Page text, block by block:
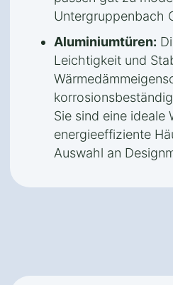
Untergruppenbach
Aluminiumtüren:
Leichtigkeit und
Sie sind eine ideale
energieeffiziente
Auswahl an